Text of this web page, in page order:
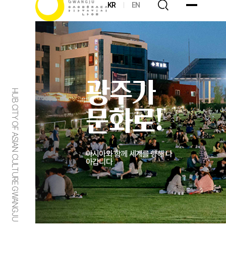
KR EN
HUB CITY OF ASIAN CULTURE GWANGJU
광주가
문화로!
아시아와 함께 세계를 향해 나
아갑니다